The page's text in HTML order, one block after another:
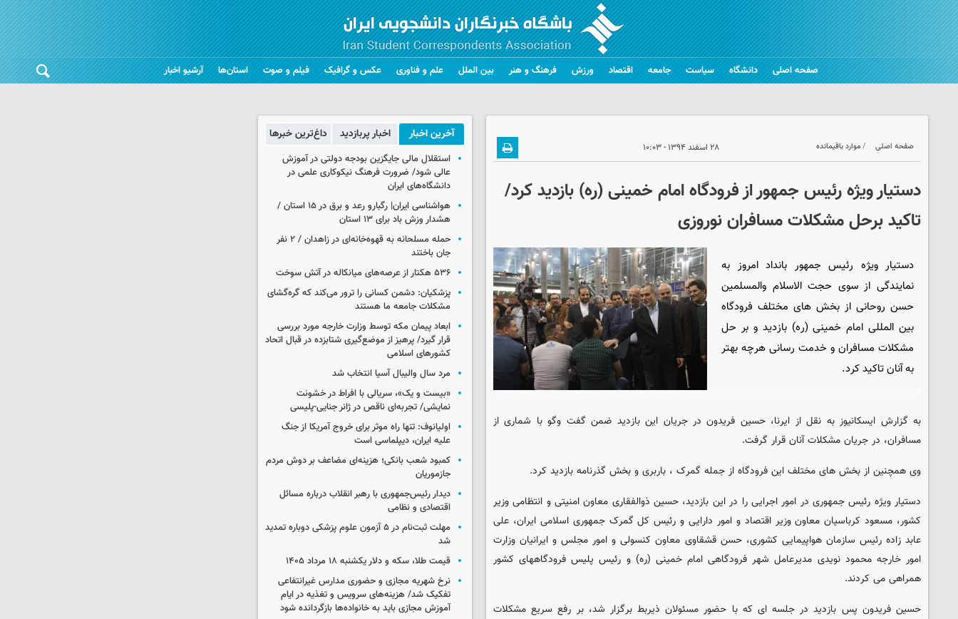
صفحه اصلی دانشگاه سیاست جامعه اقتصاد ورزش فرهنگ و هنر بین الملل علم و فناوری عکس و گرافیک فیلم و صوت استان‌ها آرشیو اخبار
صفحه اصلی موارد باقیمانده ۲۸ اسفند ۱۳۹۴ - ۱۰:۰۳
دستیار ویژه رئیس جمهور از فرودگاه امام خمینی (ره) بازدید کرد/
تاکید برحل مشکلات مسافران نوروزی
دستیار ویژه رئیس جمهور بانداد امروز به
نمایندگی از سوی حجت الاسلام والمسلمین
حسن روحانی از بخش های مختلف فرودگاه
بین المللی امام خمینی (ره) بازدید و بر حل
مشکلات مسافران و خدمت رسانی هرچه بهتر
به آنان تاکید کرد.
به گزارش ایسکانیوز به نقل از ایرنا، حسین فریدون در جریان این بازدید ضمن گفت وگو با شماری از
مسافران، در جریان مشکلات آنان قرار گرفت.
وی همچنین از بخش های مختلف این فرودگاه از جمله گمرک ، باربری و بخش گذرنامه بازدید کرد.
دستیار ویژه رئیس جمهوری در امور اجرایی را در این بازدید، حسین ذوالفقاری معاون امنیتی و انتظامی وزیر
کشور، مسعود کرباسیان معاون وزیر اقتصاد و امور دارایی و رئیس کل گمرک جمهوری اسلامی ایران، علی
عابد زاده رئیس سازمان هواپیمایی کشوری، حسن قشقاوی معاون کنسولی و امور مجلس و ایرانیان وزارت
امور خارجه محمود نویدی مدیرعامل شهر فرودگاهی امام خمینی (ره) و رئیس پلیس فرودگاههای کشور
همراهی می کردند.
حسین فریدون پس بازدید در جلسه ای که با حضور مسئولان ذیربط برگزار شد، بر رفع سریع مشکلات
آخرین اخبار اخبار پربازدید داغ‌ترین خبرها
استقلال مالی جایگزین بودجه دولتی در آموزش
عالی شود/ ضرورت فرهنگ نیکوکاری علمی در
دانشگاه‌های ایران
هواشناسی ایران| رگبارو رعد و برق در ۱۵ استان /
هشدار وزش باد برای ۱۳ استان‌
حمله مسلحانه به قهوه‌خانه‌ای در زاهدان / ۲ نفر
جان باختند
۵۳۶ هکتار از عرصه‌های میانکاله در آتش سوخت
پزشکیان: دشمن کسانی را ترور می‌کند که گره‌گشای
مشکلات جامعه ما هستند
ابعاد پیمان مکه توسط وزارت خارجه مورد بررسی
قرار گیرد/ پرهیز از موضع‌گیری شتابزده در قبال اتحاد
کشورهای اسلامی
مرد سال والیبال آسیا انتخاب شد
«بیست و یک»، سریالی با افراط در خشونت
نمایشی/ تجربه‌ای ناقص در ژانر جنایی-پلیسی
اولیانوف: تنها راه موثر برای خروج آمریکا از جنگ
علیه ایران، دیپلماسی است
کمبود شعب بانکی؛ هزینه‌ای مضاعف بر دوش مردم
جازموریان
دیدار رئیس‌جمهوری با رهبر انقلاب درباره مسائل
اقتصادی و نظامی
مهلت ثبت‌نام در ۵ آزمون علوم پزشکی دوباره تمدید
شد
قیمت طلا، سکه و دلار یکشنبه ۱۸ مرداد ۱۴۰۵
نرخ شهریه مجازی و حضوری مدارس غیرانتفاعی
تفکیک شد/ هزینه‌های سرویس و تغذیه در ایام
آموزش مجازی باید به خانواده‌ها بازگردانده شود